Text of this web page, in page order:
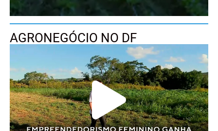
AGRONEGÓCIO NO DF